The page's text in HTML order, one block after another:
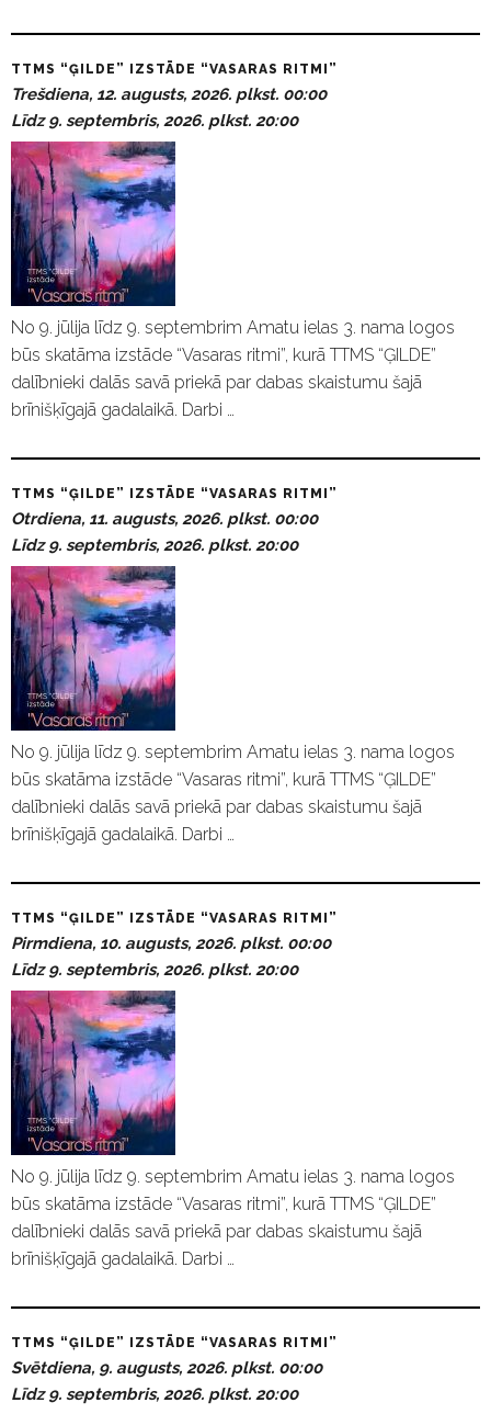
TTMS “ĢILDE” IZSTĀDE “VASARAS RITMI”
Trešdiena, 12. augusts, 2026. plkst. 00:00
Līdz 9. septembris, 2026. plkst. 20:00
No 9. jūlija līdz 9. septembrim Amatu ielas 3. nama logos
būs skatāma izstāde “Vasaras ritmi”, kurā TTMS “ĢILDE”
dalībnieki dalās savā priekā par dabas skaistumu šajā
brīnišķīgajā gadalaikā. Darbi …
TTMS “ĢILDE” IZSTĀDE “VASARAS RITMI”
Otrdiena, 11. augusts, 2026. plkst. 00:00
Līdz 9. septembris, 2026. plkst. 20:00
No 9. jūlija līdz 9. septembrim Amatu ielas 3. nama logos
būs skatāma izstāde “Vasaras ritmi”, kurā TTMS “ĢILDE”
dalībnieki dalās savā priekā par dabas skaistumu šajā
brīnišķīgajā gadalaikā. Darbi …
TTMS “ĢILDE” IZSTĀDE “VASARAS RITMI”
Pirmdiena, 10. augusts, 2026. plkst. 00:00
Līdz 9. septembris, 2026. plkst. 20:00
No 9. jūlija līdz 9. septembrim Amatu ielas 3. nama logos
būs skatāma izstāde “Vasaras ritmi”, kurā TTMS “ĢILDE”
dalībnieki dalās savā priekā par dabas skaistumu šajā
brīnišķīgajā gadalaikā. Darbi …
TTMS “ĢILDE” IZSTĀDE “VASARAS RITMI”
Svētdiena, 9. augusts, 2026. plkst. 00:00
Līdz 9. septembris, 2026. plkst. 20:00